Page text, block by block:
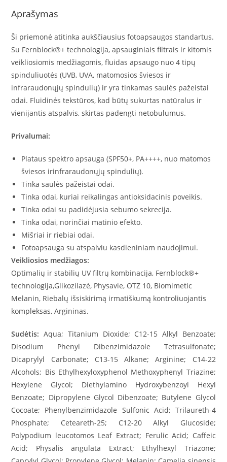
Aprašymas
Ši priemonė atitinka aukščiausius fotoapsaugos standartus.
Su Fernblock®+ technologija, apsauginiais filtrais ir kitomis
veikliosiomis medžiagomis, fluidas apsaugo nuo 4 tipų
spinduliuotės (UVB, UVA, matomosios šviesos ir
infraraudonųjų spindulių) ir yra tinkamas saulės pažeistai
odai. Fluidinės tekstūros, kad būtų sukurtas natūralus ir
vienijantis atspalvis, skirtas padengti netobulumus.
Privalumai:
Plataus spektro apsauga (SPF50+, PA++++, nuo matomos
šviesos irinfraraudonųjų spindulių).
Tinka saulės pažeistai odai.
Tinka odai, kuriai reikalingas antioksidacinis poveikis.
Tinka odai su padidėjusia sebumo sekrecija.
Tinka odai, norinčiai matinio efekto.
Mišriai ir riebiai odai.
Fotoapsauga su atspalviu kasdieniniam naudojimui.
Veikliosios medžiagos:
Optimalių ir stabilių UV filtrų kombinacija, Fernblock®+
technologija,Glikozilazė, Physavie, OTZ 10, Biomimetic
Melanin, Riebalų išsiskirimą irmatiškumą kontroliuojantis
kompleksas, Argininas.
Sudėtis: Aqua; Titanium Dioxide; C12-15 Alkyl Benzoate;
Disodium Phenyl Dibenzimidazole Tetrasulfonate;
Dicaprylyl Carbonate; C13-15 Alkane; Arginine; C14-22
Alcohols; Bis Ethylhexyloxyphenol Methoxyphenyl Triazine;
Hexylene Glycol; Diethylamino Hydroxybenzoyl Hexyl
Benzoate; Dipropylene Glycol Dibenzoate; Butylene Glycol
Cocoate; Phenylbenzimidazole Sulfonic Acid; Trilaureth-4
Phosphate; Ceteareth-25; C12-20 Alkyl Glucoside;
Polypodium leucotomos Leaf Extract; Ferulic Acid; Caffeic
Acid; Physalis angulata Extract; Ethylhexyl Triazone;